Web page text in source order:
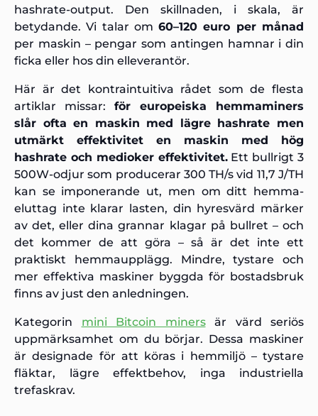
hashrate-output. Den skillnaden, i skala, är
betydande. Vi talar om60–120 euro per månad
per maskin – pengar som antingen hamnar i din
ficka eller hos din elleverantör.
Här är det kontraintuitiva rådet som de flesta
artiklar missar: för europeiska hemmaminers
slår ofta en maskin med lägre hashrate men
utmärkt effektivitet en maskin med hög
hashrate och medioker effektivitet.Ett bullrigt 3
500W-odjur som producerar 300 TH/s vid 11,7 J/TH
kan se imponerande ut, men om ditt hemma-
eluttag inte klarar lasten, din hyresvärd märker
av det, eller dina grannar klagar på bullret – och
det kommer de att göra – så är det inte ett
praktiskt hemmaupplägg. Mindre, tystare och
mer effektiva maskiner byggda för bostadsbruk
finns av just den anledningen.
Kategorin mini Bitcoin minersär värd seriös
uppmärksamhet om du börjar. Dessa maskiner
är designade för att köras i hemmiljö – tystare
fläktar, lägre effektbehov, inga industriella
trefaskrav.